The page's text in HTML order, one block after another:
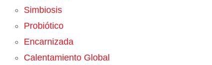
Simbiosis
Probiótico
Encarnizada
Calentamiento Global